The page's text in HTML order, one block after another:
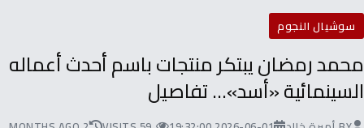
سوشيال النجوم
محمد رمضان يبتكر منتجات باسم أحدث أعماله
السينمائية «أسد»... تفاصيل